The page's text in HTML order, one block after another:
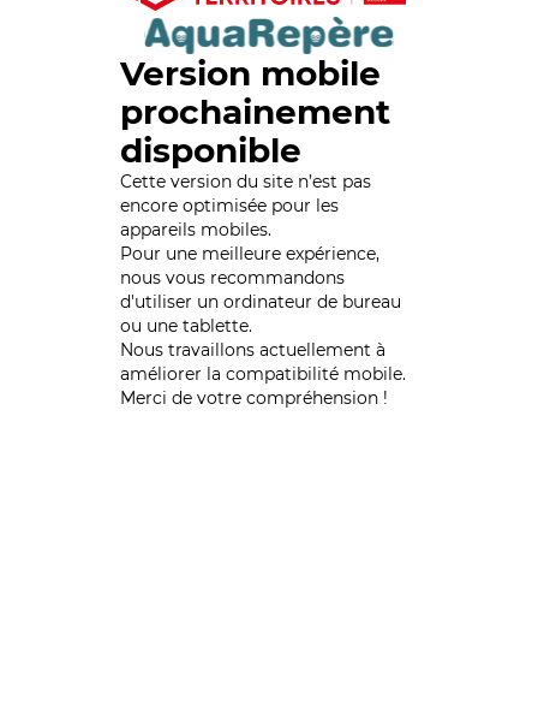
Version mobile
prochainement
disponible
Cette version du site n’est pas
encore optimisée pour les
appareils mobiles.
Pour une meilleure expérience,
nous vous recommandons
d'utiliser un ordinateur de bureau
ou une tablette.
Nous travaillons actuellement à
améliorer la compatibilité mobile.
Merci de votre compréhension !